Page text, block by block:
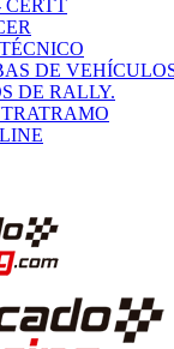
CERTT
DE
DE RALLY.